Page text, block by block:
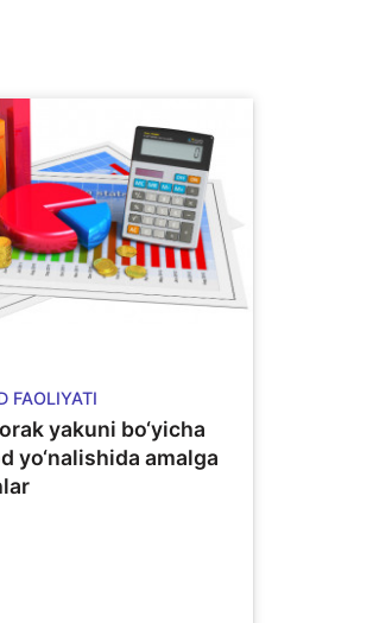
FAOLIYATI
yakuni bo‘yicha
yo‘nalishida amalga